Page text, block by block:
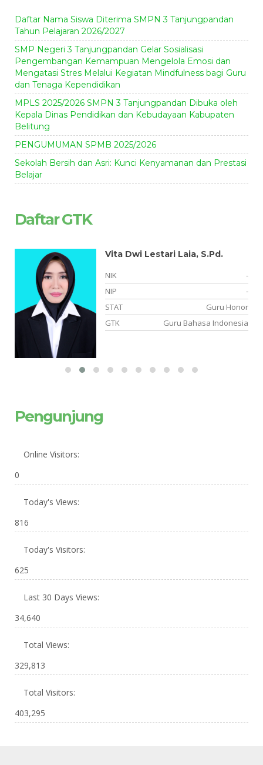
Daftar Nama Siswa Diterima SMPN 3 Tanjungpandan
Tahun Pelajaran 2026/2027
SMP Negeri 3 Tanjungpandan Gelar Sosialisasi
Pengembangan Kemampuan Mengelola Emosi dan
Mengatasi Stres Melalui Kegiatan Mindfulness bagi Guru
dan Tenaga Kependidikan
MPLS 2025/2026 SMPN 3 Tanjungpandan Dibuka oleh
Kepala Dinas Pendidikan dan Kebudayaan Kabupaten
Belitung
PENGUMUMAN SPMB 2025/2026
Sekolah Bersih dan Asri: Kunci Kenyamanan dan Prestasi
Belajar
Daftar GTK
Vita Dwi Lestari Laia, S.Pd.
NIK
-
NIP
-
STAT
Guru Honor
GTK
Guru Bahasa Indonesia
Pengunjung
Online Visitors:
0
Today's Views:
816
Today's Visitors:
625
Last 30 Days Views:
34,640
Total Views:
329,813
Total Visitors:
403,295